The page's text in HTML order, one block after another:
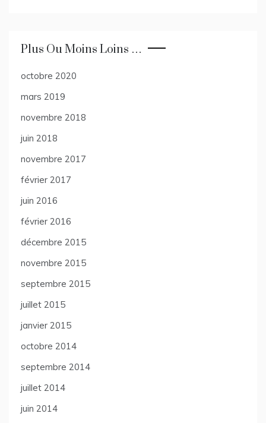
Plus Ou Moins Loins …
octobre 2020
mars 2019
novembre 2018
juin 2018
novembre 2017
février 2017
juin 2016
février 2016
décembre 2015
novembre 2015
septembre 2015
juillet 2015
janvier 2015
octobre 2014
septembre 2014
juillet 2014
juin 2014